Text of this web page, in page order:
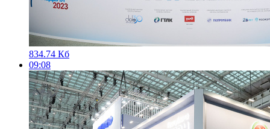
834.74 Кб
09:08